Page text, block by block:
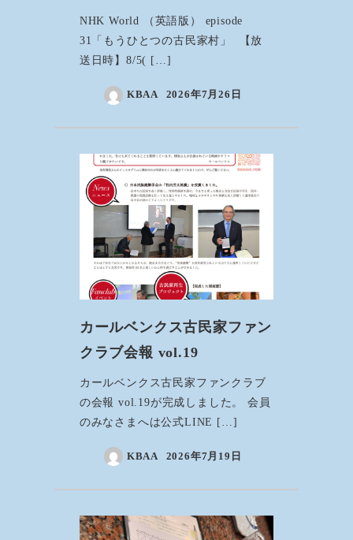
NHK World （英語版） episode
31「もうひとつの古民家村」 【放
送日時】8/5( […]
KBAA 2026年7月26日
カールベンクス古民家ファン
クラブ会報 vol.19
カールベンクス古民家ファンクラブ
の会報 vol.19が完成しました。 会員
のみなさまへは公式LINE […]
KBAA 2026年7月19日